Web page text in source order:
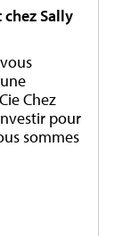
Sally
Chez
pour
sommes